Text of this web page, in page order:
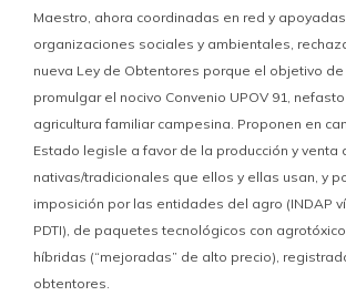
Maestro, ahora coordinadas en red y
organizaciones sociales y ambientales,
nueva Ley de Obtentores porque el objetivo de
promulgar el nocivo Convenio UPOV 91,
agricultura familiar campesina. Proponen en
Estado legisle a favor de la producción y venta
nativas/tradicionales que ellos y ellas usan, y
imposición por las entidades del agro (INDAP
PDTI), de paquetes tecnológicos con
híbridas (“mejoradas” de alto precio),
obtentores.